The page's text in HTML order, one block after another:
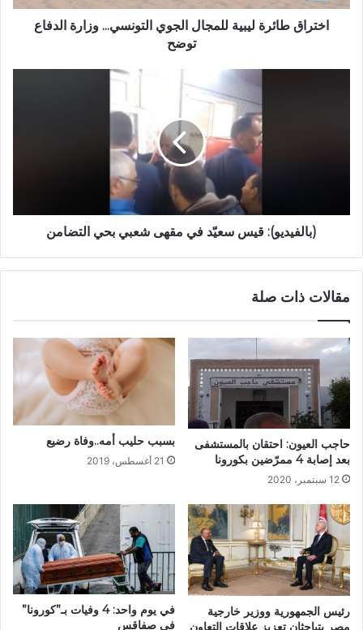
اختراق طائرة ليبية للمجال الجوي التونسي... وزارة الدفاع
توضح
(بالفيديو): قيس سعيّد في مقهى شعبي بحي التضامن
مقالات ذات صلة
حاجب العيون: احتقان بالمستشفى
بعد إصابة 4 ممرّضين بكورونا
12 سبتمبر، 2020
بسبب حليب أمه..وفاة رضيع
21 أغسطس، 2019
رئيس الجمهورية ووزير خارجية
مصر يتباحثان تعزيز علاقات التعاون
في يوم واحد: 4 وفيات بـ”كورونا”
في صفاقس